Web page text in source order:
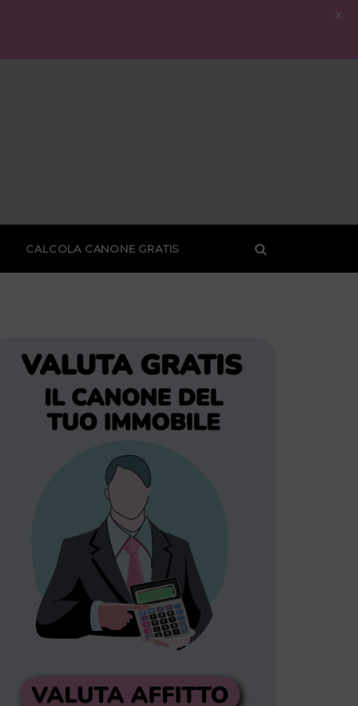
CALCOLA CANONE GRATIS
X